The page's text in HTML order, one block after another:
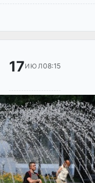
шекем, қубла
46-48 дәрежеге...
17ИЮЛ08:15